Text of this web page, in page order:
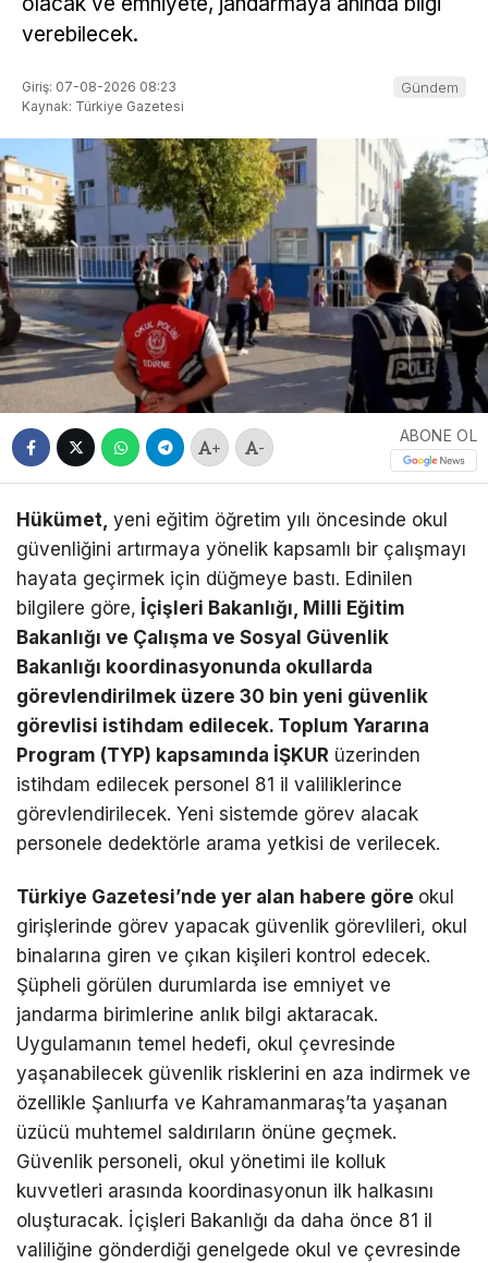
verebilecek.
Giriş: 07-08-2026 08:23
Kaynak: Türkiye Gazetesi
Gündem
+ -
ABONE OL
Hükümet, yeni eğitim öğretim yılı öncesinde okul
güvenliğini artırmaya yönelik kapsamlı bir çalışmayı
hayata geçirmek için düğmeye bastı. Edinilen
bilgilere göre, İçişleri Bakanlığı, Milli Eğitim
Bakanlığı ve Çalışma ve Sosyal Güvenlik
Bakanlığı koordinasyonunda okullarda
görevlendirilmek üzere 30 bin yeni güvenlik
görevlisi istihdam edilecek. Toplum Yararına
Program (TYP) kapsamında İŞKUR üzerinden
istihdam edilecek personel 81 il valiliklerince
görevlendirilecek. Yeni sistemde görev alacak
personele dedektörle arama yetkisi de verilecek.
Türkiye Gazetesi’nde yer alan habere göre okul
girişlerinde görev yapacak güvenlik görevlileri, okul
binalarına giren ve çıkan kişileri kontrol edecek.
Şüpheli görülen durumlarda ise emniyet ve
jandarma birimlerine anlık bilgi aktaracak.
Uygulamanın temel hedefi, okul çevresinde
yaşanabilecek güvenlik risklerini en aza indirmek ve
özellikle Şanlıurfa ve Kahramanmaraş’ta yaşanan
üzücü muhtemel saldırıların önüne geçmek.
Güvenlik personeli, okul yönetimi ile kolluk
kuvvetleri arasında koordinasyonun ilk halkasını
oluşturacak. İçişleri Bakanlığı da daha önce 81 il
valiliğine gönderdiği genelgede okul ve çevresinde